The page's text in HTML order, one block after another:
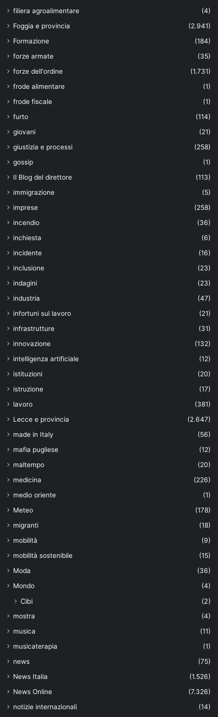
filiera agroalimentare
(4)
Foggia e provincia
(2.941)
Formazione
(184)
forze armate
(35)
forze dell'ordine
(1.731)
frode alimentare
(1)
frode fiscale
(1)
furto
(114)
giovani
(21)
giustizia e processi
(258)
gossip
(1)
Il Blog del direttore
(113)
immigrazione
(5)
imprese
(258)
incendio
(36)
inchiesta
(6)
incidente
(16)
inclusione
(23)
indagini
(23)
industria
(47)
infortuni sul lavoro
(21)
infrastrutture
(31)
innovazione
(132)
intelligenza artificiale
(12)
istituzioni
(20)
istruzione
(17)
lavoro
(381)
Lecce e provincia
(2.647)
made in Italy
(56)
mafia pugliese
(12)
maltempo
(20)
medicina
(226)
medio oriente
(1)
Meteo
(178)
migranti
(18)
mobilità
(9)
mobilità sostenibile
(15)
Moda
(36)
Mondo
(4)
Cibi (2)
mostra
(4)
musica
(11)
musicaterapia
(1)
news
(75)
News Italia
(1.526)
News Online
(7.326)
notizie internazionali
(14)